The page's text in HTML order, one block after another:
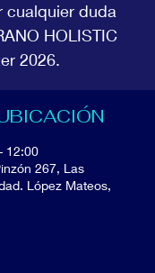
cualquier duda
HOLISTIC
2026.
12:00
267, Las
López Mateos,